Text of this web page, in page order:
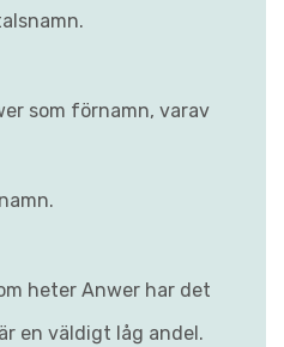
som förnamn, varav
heter Anwer har det
en väldigt låg andel.